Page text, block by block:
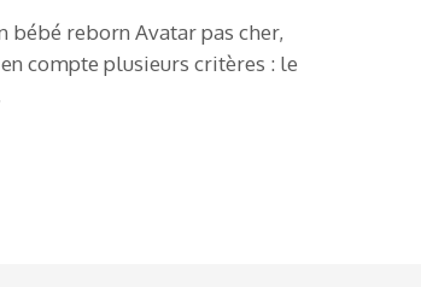
bébé reborn Avatar pas cher,
compte plusieurs critères : le